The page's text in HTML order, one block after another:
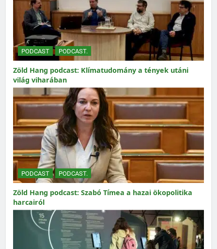
PODCAST PODCAST.
Zöld Hang podcast: Klímatudomány a tények utáni
világ viharában
PODCAST PODCAST.
Zöld Hang podcast: Szabó Tímea a hazai ökopolitika
harcairól